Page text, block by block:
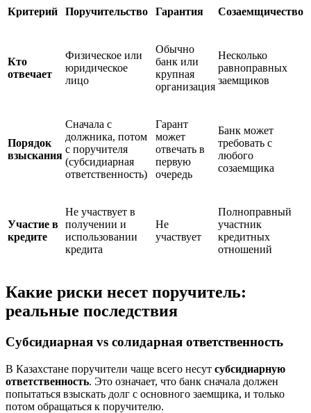
Критерий Поручительство Гарантия Созаемщичество
Кто
отвечает
Физическое или
юридическое
лицо
Обычно
банк или
крупная
организация
Несколько
равноправных
заемщиков
Порядок
взыскания
Сначала с
должника, потом
с поручителя
(субсидиарная
ответственность)
Гарант
может
отвечать в
первую
очередь
Банк может
требовать с
любого
созаемщика
Участие в
кредите
Не участвует в
получении и
использовании
кредита
Не
участвует
Полноправный
участник
кредитных
отношений
Какие риски несет поручитель:
реальные последствия
Субсидиарная vs солидарная ответственность
В Казахстане поручители чаще всего несут субсидиарную
ответственность. Это означает, что банк сначала должен
попытаться взыскать долг с основного заемщика, и только
потом обращаться к поручителю.